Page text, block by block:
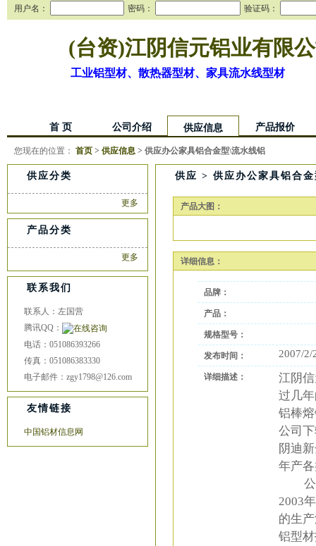
用户名： 密码： 验证码：
(台资)江阴信元铝业有限
工业铝型材、散热器型材、家具流水线型材
首 页 公司介绍 供应信息 产品报价
您现在的位置： 首页 > 供应信息 > 供应办公家具铝合金型\流水线铝
供应分类
更多
产品分类
更多
联系我们
联系人：左国营
腾讯QQ：
电话：051086393266
传真：051086383330
电子邮件：zgy1798@126.com
友情链接
中国铝材信息网
供应 > 供应办公家具铝合
产品大图：
详细信息：
品牌：
产品：
规格型号：
发布时间： 2007/2/
详细描述：
江阴
过几
铝棒
公司
阴迪
年产
公司
2003
的生
铝型